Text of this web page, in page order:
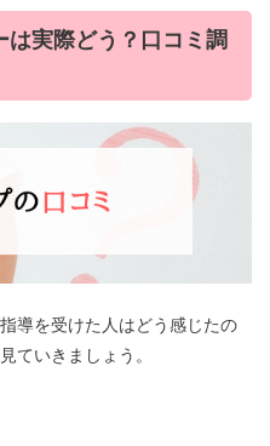
は実際どう？口コミ調
導を受けた人はどう感じたの
ていきましょう。